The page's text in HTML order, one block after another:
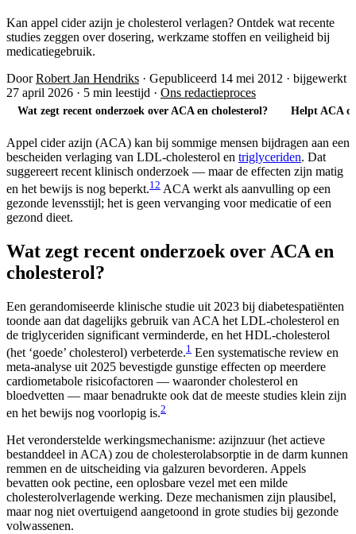
Kan appel cider azijn je cholesterol verlagen? Ontdek wat recente
studies zeggen over dosering, werkzame stoffen en veiligheid bij
medicatiegebruik.
DoorRobert Jan Hendriks · Gepubliceerd 14 mei 2012 · bijgewerkt
27 april 2026 · 5 min leestijd · Ons redactieproces
Wat zegt recent onderzoek over ACA en cholesterol? Helpt ACA
Appel cider azijn (ACA) kan bij sommige mensen bijdragen aan een
bescheiden verlaging van LDL-cholesterol en triglyceriden. Dat
suggereert recent klinisch onderzoek — maar de effecten zijn matig
en het bewijs is nog beperkt.1 2 ACA werkt als aanvulling op een
gezonde levensstijl; het is geen vervanging voor medicatie of een
gezond dieet.
Wat zegt recent onderzoek over ACA en
cholesterol?
Een gerandomiseerde klinische studie uit 2023 bij diabetespatiënten
toonde aan dat dagelijks gebruik van ACA het LDL-cholesterol en
de triglyceriden significant verminderde, en het HDL-cholesterol
(het ‘goede’ cholesterol) verbeterde.1 Een systematische review en
meta-analyse uit 2025 bevestigde gunstige effecten op meerdere
cardiometabole risicofactoren — waaronder cholesterol en
bloedvetten — maar benadrukte ook dat de meeste studies klein zijn
en het bewijs nog voorlopig is.2
Het veronderstelde werkingsmechanisme: azijnzuur (het actieve
bestanddeel in ACA) zou de cholesterolabsorptie in de darm kunnen
remmen en de uitscheiding via galzuren bevorderen. Appels
bevatten ook pectine, een oplosbare vezel met een milde
cholesterolverlagende werking. Deze mechanismen zijn plausibel,
maar nog niet overtuigend aangetoond in grote studies bij gezonde
volwassenen.